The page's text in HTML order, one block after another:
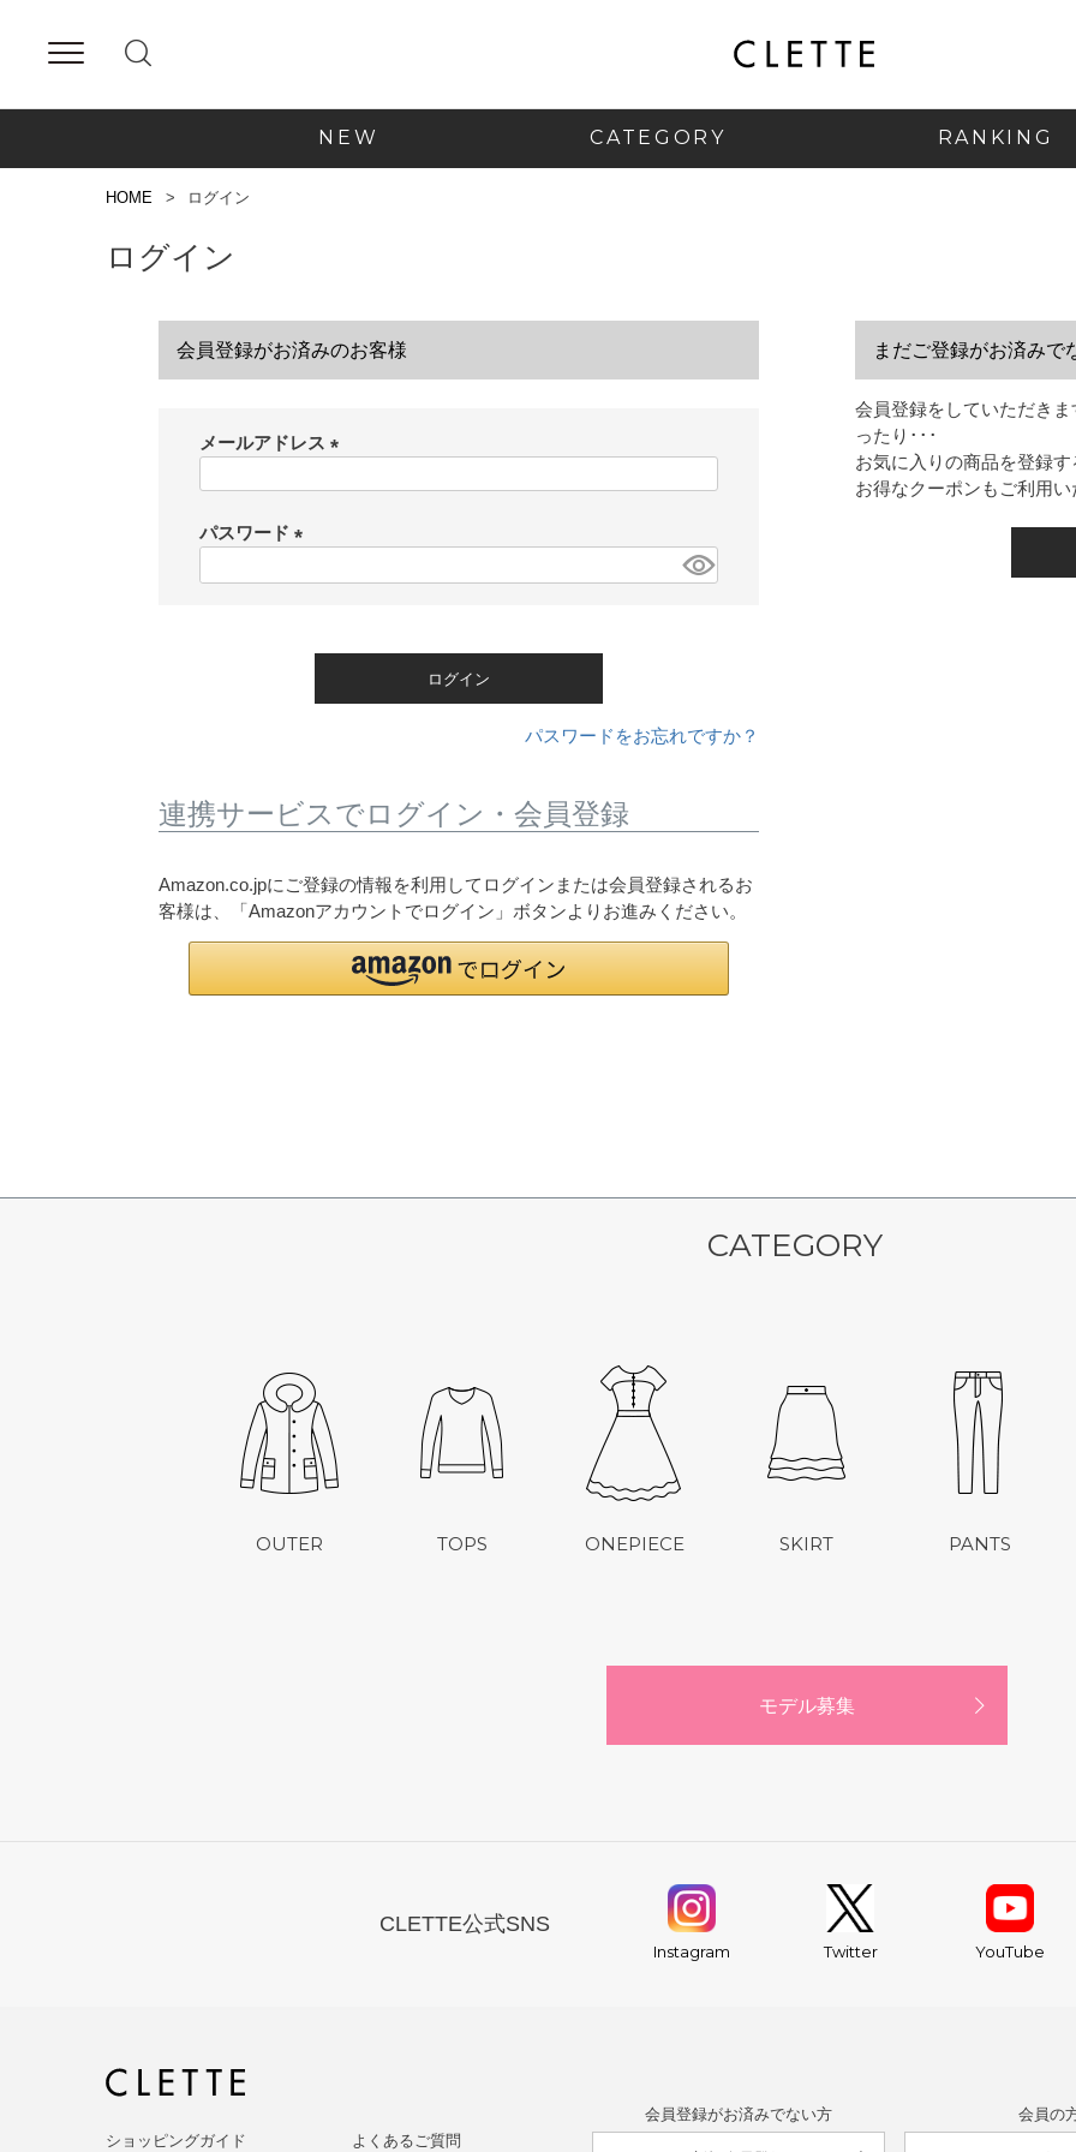
NEW CATEGORY RANKING
HOME ログイン
ログイン
会員登録がお済みのお客様
メールアドレス
パスワード
ログイン
パスワードをお忘れですか？
連携サービスでログイン・会員登録
Amazon.co.jpにご登録の情報を利用してログインまたは会員登録されるお
客様は、「Amazonアカウントでログイン」ボタンよりお進みください。
まだご登録がお済みで
会員登録をしていただき
ったり･･･
お気に入りの商品を登録
お得なクーポンもご利用
CATEGORY
OUTER TOPS ONEPIECE SKIRT PANTS
モデル募集
CLETTE公式SNS
Instagram Twitter YouTube
会員登録がお済みでない方 会員の
ショッピングガイド よくあるご質問